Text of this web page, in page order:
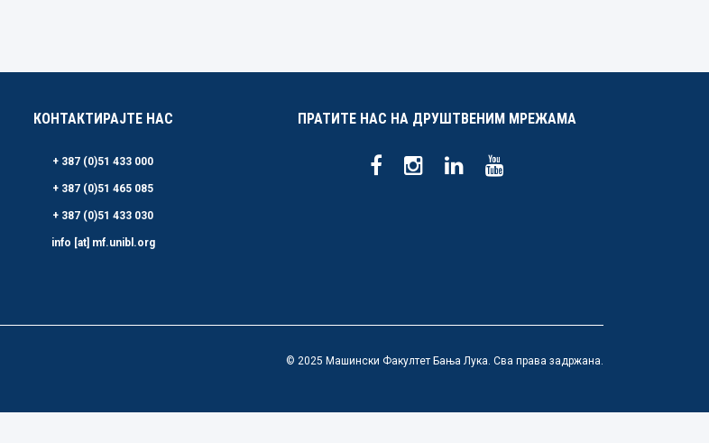
КОНТАКТИРАЈТЕ НАС
+ 387 (0)51 433 000
+ 387 (0)51 465 085
+ 387 (0)51 433 030
info [at] mf.unibl.org
ПРАТИТЕ НАС НА ДРУШТВЕНИМ МРЕЖАМА
© 2025 Машински Факултет Бања Лука. Сва права задржана.